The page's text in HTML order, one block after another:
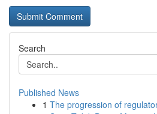
Search
Published News
1 The progression of